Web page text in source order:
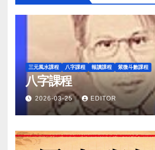
三元風水課程 八字課程 報讀課程 紫微斗數課程
八字課程
2026-03-25 EDITOR